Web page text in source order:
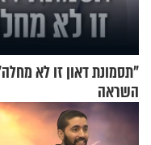
"תסמונת דאון זו לא
השראה